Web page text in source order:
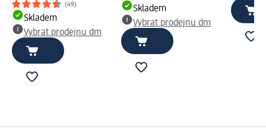
(49)
Skladem
Vybrat prodejnu dm
Skladem
Vybrat prodejnu dm